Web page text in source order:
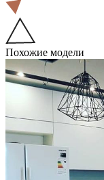
Похожие модели